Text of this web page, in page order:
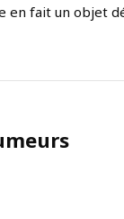
en fait un